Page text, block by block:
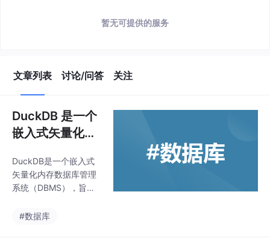
暂无可提供的服务
文章列表 讨论/问答 关注
DuckDB 是一个
嵌入式矢量化内
统
DuckDB是一个嵌入式
矢量化内存数据库管理
系统（DBMS），旨在
理。DuckDB 是为数据
#数据库